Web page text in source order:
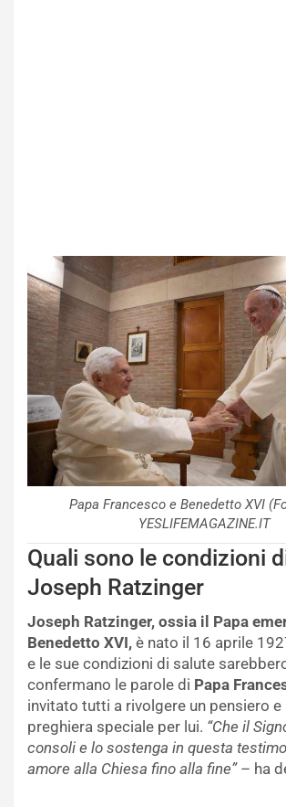
Papa Francesco e Benedetto XVI
YESLIFEMAGAZINE.IT
Quali sono le condizioni
Joseph Ratzinger
Joseph Ratzinger, ossia il Papa
Benedetto XVI, è nato il 16 aprile
e le sue condizioni di salute
confermano le parole di Papa
invitato tutti a rivolgere un pensiero e
preghiera speciale per lui. “Che il
consoli e lo sostenga in questa
amore alla Chiesa fino alla fine”– ha